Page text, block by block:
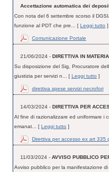
Accettazione automatica dei
Con nota del 6 settembre scorso il
funzione al PDT che pre... [ Leggi tutto ]
Comunicazione Portale
21/06/2024 - DIRETTIVA IN
Su disposizione del Sig, Procuratore
giustizia per servizi n... [ Leggi tutto ]
direttiva spese servizi necrofori
14/03/2024 - DIRETTIVA PER
Al fine di razionalizzare ed uniformare i
emanat... [ Leggi tutto ]
Direttiva per accesso ex art 335
11/03/2024 - AVVISO PUBBLICO
Avviso pubblico per la manifestazione